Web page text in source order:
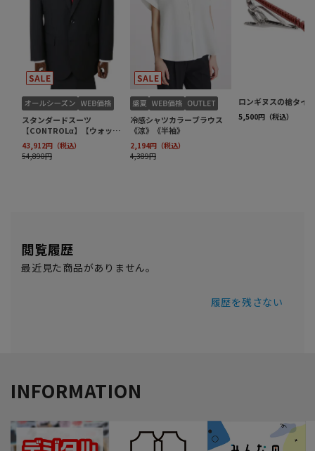
閲覧履歴
最近見た商品がありません。
履歴を残さない
INFORMATION